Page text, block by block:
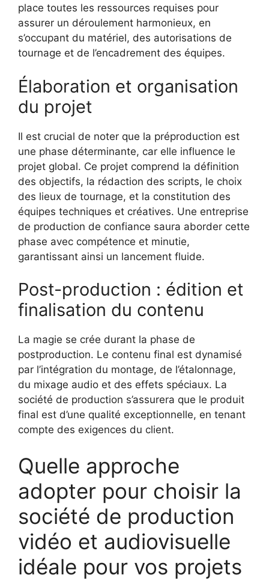
place toutes les ressources requises pour
assurer un déroulement harmonieux, en
s’occupant du matériel, des autorisations de
tournage et de l’encadrement des équipes.
Élaboration et organisation
du projet
Il est crucial de noter que la préproduction est
une phase déterminante, car elle influence le
projet global. Ce projet comprend la définition
des objectifs, la rédaction des scripts, le choix
des lieux de tournage, et la constitution des
équipes techniques et créatives. Une entreprise
de production de confiance saura aborder cette
phase avec compétence et minutie,
garantissant ainsi un lancement fluide.
Post-production : édition et
finalisation du contenu
La magie se crée durant la phase de
postproduction. Le contenu final est dynamisé
par l’intégration du montage, de l’étalonnage,
du mixage audio et des effets spéciaux. La
société de production s’assurera que le produit
final est d’une qualité exceptionnelle, en tenant
compte des exigences du client.
Quelle approche
adopter pour choisir la
société de production
vidéo et audiovisuelle
idéale pour vos projets